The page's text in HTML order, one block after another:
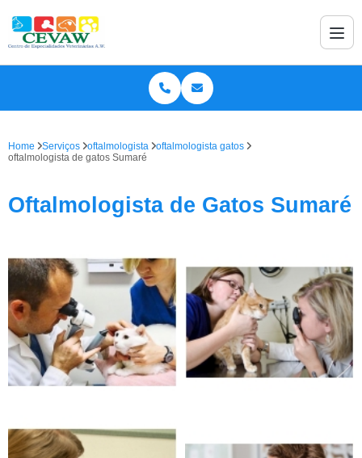
Home Serviços oftalmologista
oftalmologista gatos
oftalmologista de gatos Sumaré
Oftalmologista de Gatos Sumaré